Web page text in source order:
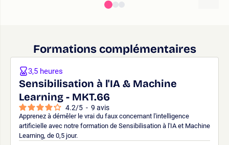
Formations complémentaires
Sensibilisation à l'IA & Machine
Learning - MKT.66
4.2/5 - 9 avis
Apprenez à démêler le vrai du faux concernant l'intelligence
artificielle avec notre formation de Sensibilisation à l'IA et Machine
Learning, de 0,5 jour.
3,5 heures